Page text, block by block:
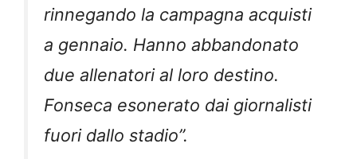
rinnegando la campagna acquisti
a gennaio. Hanno abbandonato
due allenatori al loro destino.
Fonseca esonerato dai giornalisti
fuori dallo stadio”.